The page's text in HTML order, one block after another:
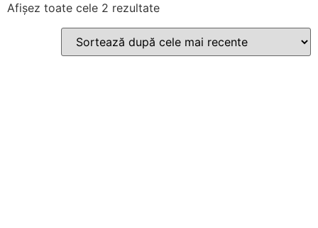
Afișez toate cele 2 rezultate